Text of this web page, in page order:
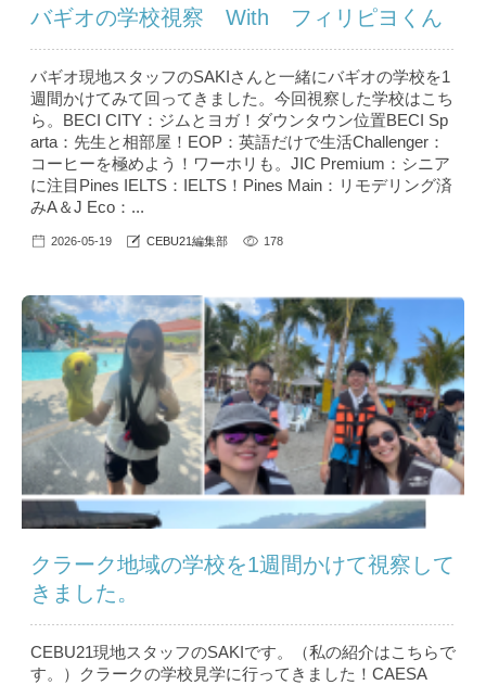
バギオの学校視察 With フィリピヨくん
バギオ現地スタッフのSAKIさんと一緒にバギオの学校を1
週間かけてみて回ってきました。今回視察した学校はこち
ら。BECI CITY：ジムとヨガ！ダウンタウン位置BECI Sp
arta：先生と相部屋！EOP：英語だけで生活Challenger：
コーヒーを極めよう！ワーホリも。JIC Premium：シニア
に注目Pines IELTS：IELTS！Pines Main：リモデリング済
みA＆J Eco：...
2026-05-19 CEBU21編集部 178
クラーク地域の学校を1週間かけて視察して
きました。
CEBU21現地スタッフのSAKIです。（私の紹介はこちら で
す。）クラークの学校見学に行ってきました！CAESA